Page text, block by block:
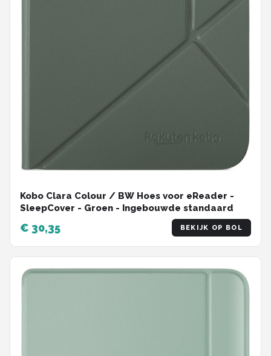
Kobo Clara Colour / BW Hoes voor eReader -
SleepCover - Groen - Ingebouwde standaard
€ 30,35 BEKIJK OP BOL